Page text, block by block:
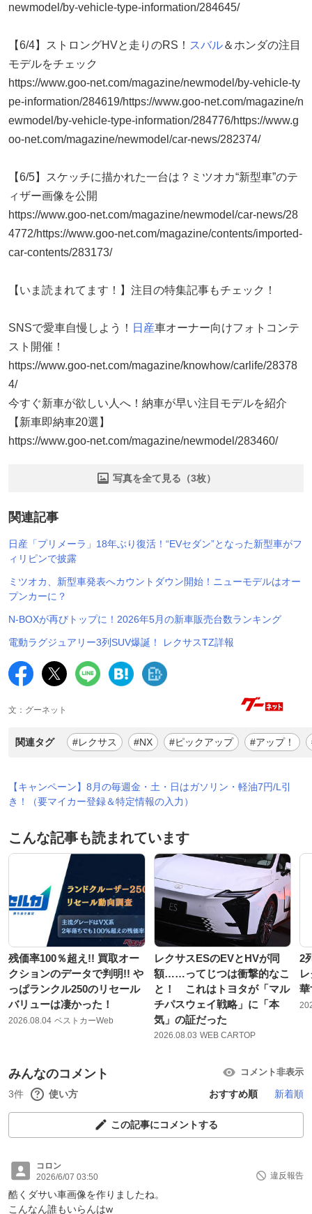
newmodel/by-vehicle-type-information/284645/
【6/4】ストロングHVと走りのRS！ スバル＆ホンダの注目
モデルをチェック
https://www.goo-net.com/magazine/newmodel/by-vehicle-ty
pe-information/284619/https://www.goo-net.com/magazine/n
ewmodel/by-vehicle-type-information/284776/https://www.g
oo-net.com/magazine/newmodel/car-news/282374/
【6/5】スケッチに描かれた一台は？ミツオカ“新型車”のテ
ィザー画像を公開
https://www.goo-net.com/magazine/newmodel/car-news/28
4772/https://www.goo-net.com/magazine/contents/imported-
car-contents/283173/
【いま読まれてます！】注目の特集記事もチェック！
SNSで愛車自慢しよう！ 日産車オーナー向けフォトコンテ
スト開催！
https://www.goo-net.com/magazine/knowhow/carlife/28378
4/
今すぐ新車が欲しい人へ！納車が早い注目モデルを紹介
【新車即納車20選】
https://www.goo-net.com/magazine/newmodel/283460/
写真を全て見る（3枚）
関連記事
日産「プリメーラ」18年ぶり復活！“EVセダン”となった新型車がフ
ィリピンで披露
ミツオカ、新型車発表へカウントダウン開始！ニューモデルはオー
プンカーに？
N-BOXが再びトップに！2026年5月の新車販売台数ランキング
電動ラグジュアリー3列SUV爆誕！ レクサスTZ詳報
文：グーネット
関連タグ #レクサス #NX #ピックアップ #アップ！
【キャンペーン】8月の毎週金・土・日はガソリン・軽油7円/L引
き！（要マイカー登録＆特定情報の入力）
こんな記事も読まれています
残価率100％超え!! 買取オー
クションのデータで判明!! や
っぱランクル250のリセール
バリューは凄かった！
2026.08.04 ベストカーWeb
レクサスESのEVとHVが同
額……ってじつは衝撃的なこ
と！ これはトヨタが「マル
チパスウェイ戦略」に「本
気」の証だった
2026.08.03 WEB CARTOP
2
華
みんなのコメント コメント非表示
3件 使い方 おすすめ順 新着順
この記事にコメントする
コロン
2026/6/07 03:50
違反報告
酷くダサい車画像を作りましたね。
こんなん誰もいらんはw